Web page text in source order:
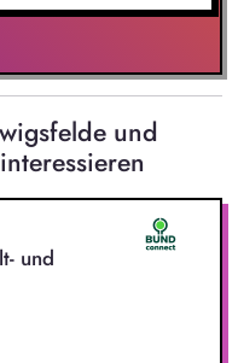
und
und